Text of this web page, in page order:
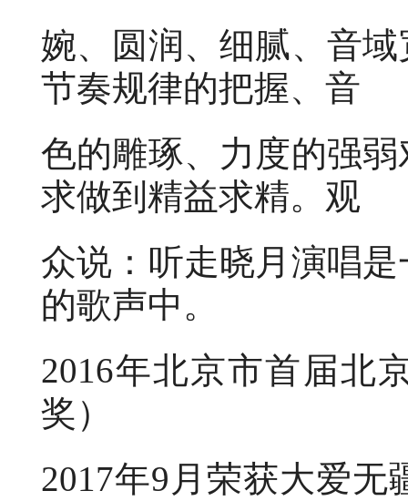
婉、圆润、细腻、音
节奏规律的把握、音
色的雕琢、力度的强
求做到精益求精。观
众说：听走晓月演唱
的歌声中。
2016年北京市首届北
奖）
2017年9月荣获大爱